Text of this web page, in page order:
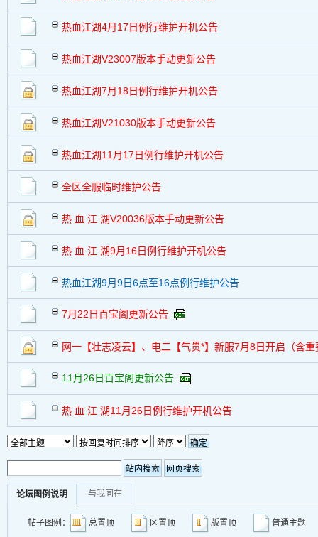
热血江湖4月17日例行维护开机公告
热血江湖V23007版本手动更新公告
热血江湖7月18日例行维护开机公告
热血江湖V21030版本手动更新公告
热血江湖11月17日例行维护开机公告
全区全服临时维护公告
热 血 江 湖V20036版本手动更新公告
热 血 江 湖9月16日例行维护开机公告
热血江湖9月9日6点至16点例行维护公告
7月22日百宝阁更新公告
网一【壮志凌云】、电二【气贯*】新服7月8日开启（含重
11月26日百宝阁更新公告
热 血 江 湖11月26日例行维护开机公告
论坛图例说明 与我同在
帖子图例： 总置顶 区置顶 版置顶 普通主